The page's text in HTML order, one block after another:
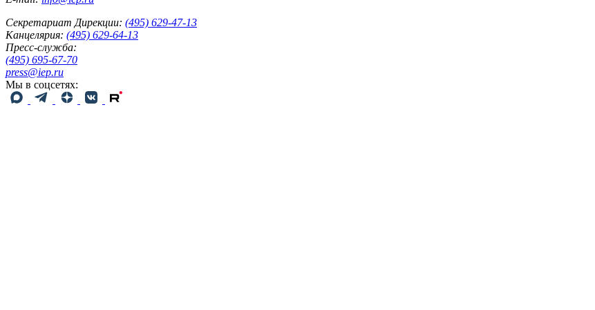
Секретариат Дирекции: (495) 629-47-13
Канцелярия: (495) 629-64-13
Пресс-служба:
(495) 695-67-70
press@iep.ru
Мы в соцсетях: